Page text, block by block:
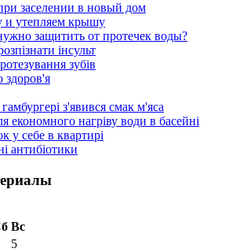
заселении в новый дом
и утепляем крышу
защитить от протечек воды?
інсульт
зубів
здоров'я
з'явився смак м'яса
економного нагріву води в басейні
у себе в квартирі
антибіотики
Вс
5